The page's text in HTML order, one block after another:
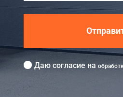
Даю согласие на